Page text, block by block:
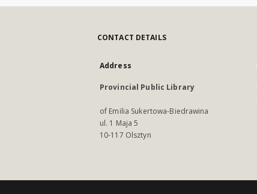
CONTACT DETAILS
Address
Provincial Public Library
of Emilia Sukertowa-Biedrawina
ul. 1 Maja 5
10-117 Olsztyn